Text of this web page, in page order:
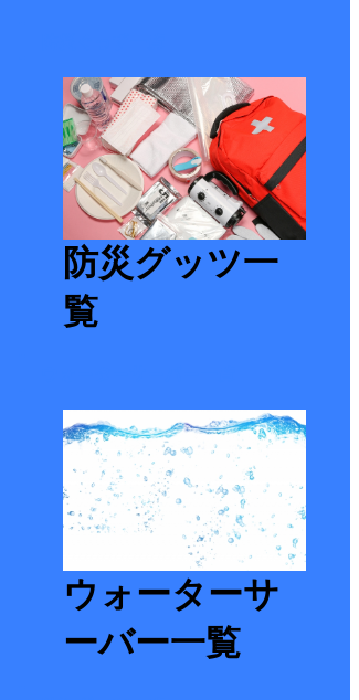
防災グッツ一
覧
ウォーターサ
ーバー一覧